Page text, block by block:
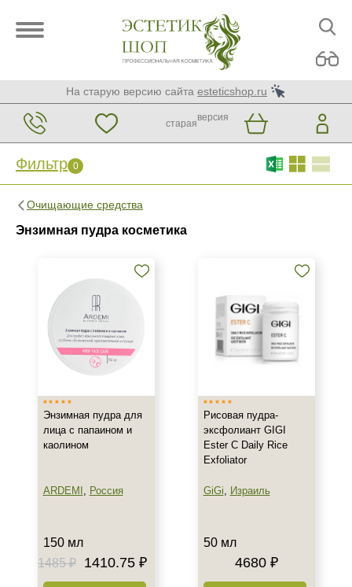
На старую версию сайта esteticshop.ru
старая
версия
Фильтр 0
Очищающие средства
Энзимная пудра косметика
Фильтр 0
Страна
Израиль
Россия
Тип товара
Пилинг
Пудра
Показать еще
Энзимная пудра для
лица с папаином и
каолином
ARDEMI , Россия
150 мл
1485 ₽
1410.75 ₽
Рисовая пудра-
эксфолиант GIGI
Ester C Daily Rice
Exfoliator
GiGi, Израиль
50 мл
4680 ₽